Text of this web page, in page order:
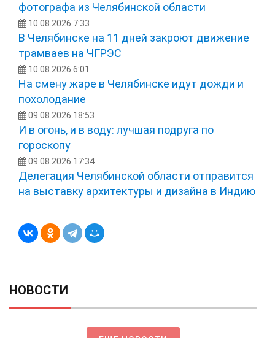
фотографа из Челябинской области
10.08.2026 7:33
В Челябинске на 11 дней закроют движение
трамваев на ЧГРЭС
10.08.2026 6:01
На смену жаре в Челябинске идут дожди и
похолодание
09.08.2026 18:53
И в огонь, и в воду: лучшая подруга по
гороскопу
09.08.2026 17:34
Делегация Челябинской области отправится
на выставку архитектуры и дизайна в Индию
НОВОСТИ